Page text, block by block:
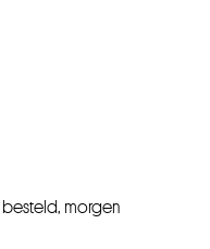
besteld, morgen